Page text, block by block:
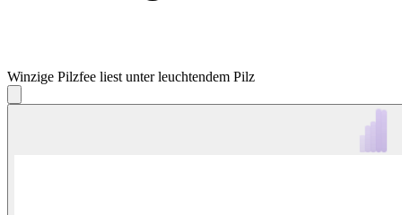
Winzige Pilzfee liest unter leuchtendem Pilz